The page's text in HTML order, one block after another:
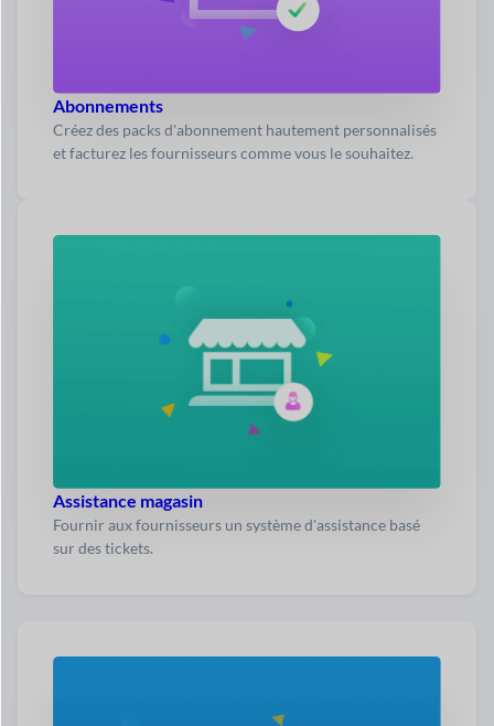
Abonnements
Créez des packs d'abonnement hautement personnalisés
et facturez les fournisseurs comme vous le souhaitez.
Assistance magasin
Fournir aux fournisseurs un système d'assistance basé
sur des tickets.